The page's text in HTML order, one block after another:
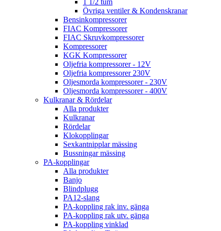
1 1/2 tum
Övriga ventiler & Kondenskranar
Bensinkompressorer
FIAC Kompressorer
FIAC Skruvkompressorer
Kompressorer
KGK Kompressorer
Oljefria kompressorer - 12V
Oljefria kompressorer 230V
Oljesmorda kompressorer - 230V
Oljesmorda kompressorer - 400V
Kulkranar & Rördelar
Alla produkter
Kulkranar
Rördelar
Klokopplingar
Sexkantnipplar mässing
Bussningar mässing
PA-kopplingar
Alla produkter
Banjo
Blindplugg
PA12-slang
PA-koppling rak inv. gänga
PA-koppling rak utv. gänga
PA-koppling vinklad